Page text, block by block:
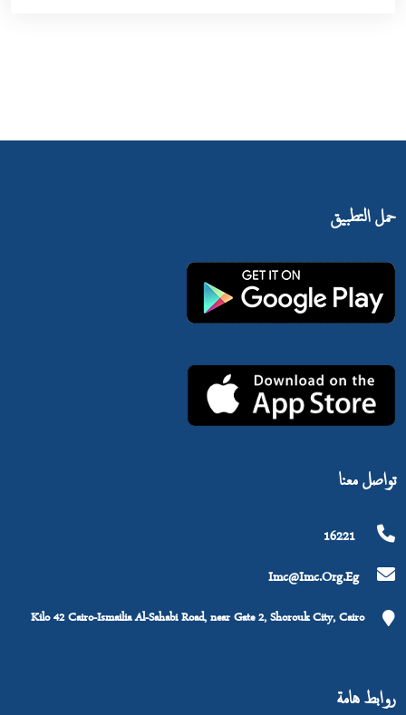
حمل التطبيق
تواصل معنا
16221
Imc@imc.org.eg
Kilo 42 Cairo-Ismailia Al-Sahabi Road, near Gate 2, Shorouk City, Cairo
روابط هامة